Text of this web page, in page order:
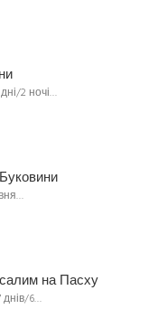
2 ночі…
на Пасху
днів/6…